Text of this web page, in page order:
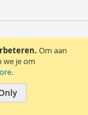
Om aan
we je om
.